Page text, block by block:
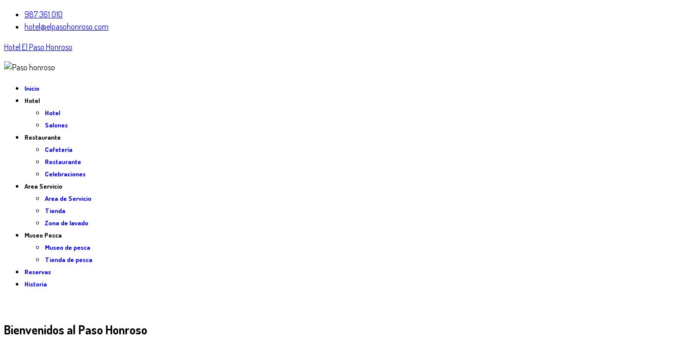
987 361 010
hotel@elpasohonroso.com
Hotel El Paso Honroso
Inicio
Hotel
Hotel
Salones
Restaurante
Cafetería
Restaurante
Celebraciones
Area Servicio
Area de Servicio
Tienda
Zona de lavado
Museo Pesca
Museo de pesca
Tienda de pesca
Reservas
Historia
Bienvenidos al Paso Honroso